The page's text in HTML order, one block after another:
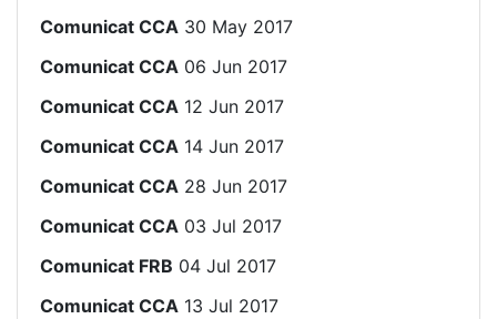
Comunicat CCA 30 May 2017
Comunicat CCA 06 Jun 2017
Comunicat CCA 12 Jun 2017
Comunicat CCA 14 Jun 2017
Comunicat CCA 28 Jun 2017
Comunicat CCA 03 Jul 2017
Comunicat FRB 04 Jul 2017
Comunicat CCA 13 Jul 2017